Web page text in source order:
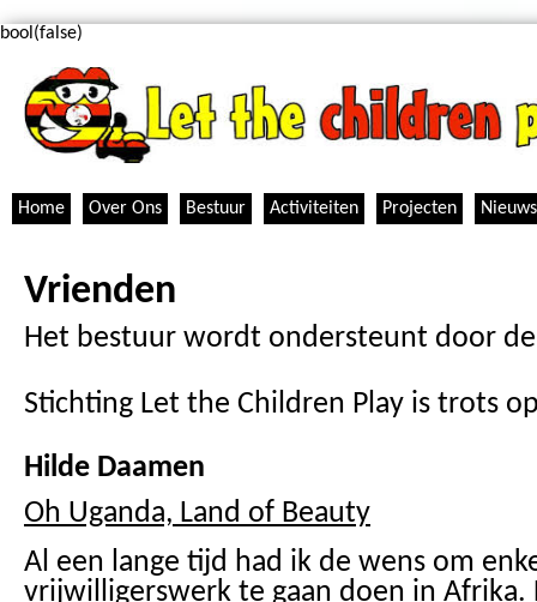
bool(false)
Home Over Ons Bestuur Activiteiten Projecten
Vrienden
Het bestuur wordt ondersteunt door
Stichting Let the Children Play is trots
Hilde Daamen
Oh Uganda, Land of Beauty
Al een lange tijd had ik de wens om
vrijwilligerswerk te gaan doen in Afrika.